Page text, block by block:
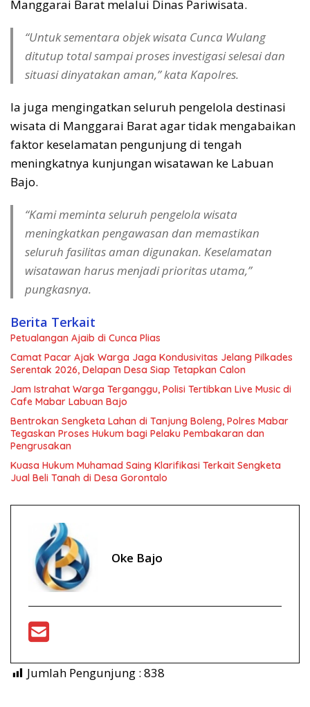
Manggarai Barat melalui Dinas Pariwisata.
“Untuk sementara objek wisata Cunca Wulang
ditutup total sampai proses investigasi selesai dan
situasi dinyatakan aman,” kata Kapolres.
Ia juga mengingatkan seluruh pengelola destinasi
wisata di Manggarai Barat agar tidak mengabaikan
faktor keselamatan pengunjung di tengah
meningkatnya kunjungan wisatawan ke Labuan
Bajo.
“Kami meminta seluruh pengelola wisata
meningkatkan pengawasan dan memastikan
seluruh fasilitas aman digunakan. Keselamatan
wisatawan harus menjadi prioritas utama,”
pungkasnya.
Berita Terkait
Petualangan Ajaib di Cunca Plias
Camat Pacar Ajak Warga Jaga Kondusivitas Jelang Pilkades
Serentak 2026, Delapan Desa Siap Tetapkan Calon
Jam Istrahat Warga Terganggu, Polisi Tertibkan Live Music di
Cafe Mabar Labuan Bajo
Bentrokan Sengketa Lahan di Tanjung Boleng, Polres Mabar
Tegaskan Proses Hukum bagi Pelaku Pembakaran dan
Pengrusakan
Kuasa Hukum Muhamad Saing Klarifikasi Terkait Sengketa
Jual Beli Tanah di Desa Gorontalo
Oke Bajo
Jumlah Pengunjung : 838